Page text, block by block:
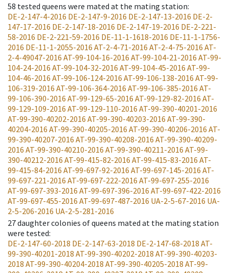
58 tested queens were mated at the mating station:
DE-2-147-4-2016 DE-2-147-9-2016 DE-2-147-13-2016 DE-2-
147-17-2016 DE-2-147-18-2016 DE-2-147-19-2016 DE-2-221-
58-2016 DE-2-221-59-2016 DE-11-1-1618-2016 DE-11-1-1756-
2016 DE-11-1-2055-2016 AT-2-4-71-2016 AT-2-4-75-2016 AT-
2-4-49047-2016 AT-99-104-16-2016 AT-99-104-21-2016 AT-99-
104-24-2016 AT-99-104-32-2016 AT-99-104-45-2016 AT-99-
104-46-2016 AT-99-106-124-2016 AT-99-106-138-2016 AT-99-
106-319-2016 AT-99-106-364-2016 AT-99-106-385-2016 AT-
99-106-390-2016 AT-99-129-65-2016 AT-99-129-82-2016 AT-
99-129-109-2016 AT-99-129-110-2016 AT-99-390-40201-2016
AT-99-390-40202-2016 AT-99-390-40203-2016 AT-99-390-
40204-2016 AT-99-390-40205-2016 AT-99-390-40206-2016 AT-
99-390-40207-2016 AT-99-390-40208-2016 AT-99-390-40209-
2016 AT-99-390-40210-2016 AT-99-390-40211-2016 AT-99-
390-40212-2016 AT-99-415-82-2016 AT-99-415-83-2016 AT-
99-415-84-2016 AT-99-697-92-2016 AT-99-697-145-2016 AT-
99-697-221-2016 AT-99-697-222-2016 AT-99-697-255-2016
AT-99-697-393-2016 AT-99-697-396-2016 AT-99-697-422-2016
AT-99-697-455-2016 AT-99-697-487-2016 UA-2-5-67-2016 UA-
2-5-206-2016 UA-2-5-281-2016
27daughter colonies of queens mated at the mating station
were tested:
DE-2-147-60-2018 DE-2-147-63-2018 DE-2-147-68-2018 AT-
99-390-40201-2018 AT-99-390-40202-2018 AT-99-390-40203-
2018 AT-99-390-40204-2018 AT-99-390-40205-2018 AT-99-